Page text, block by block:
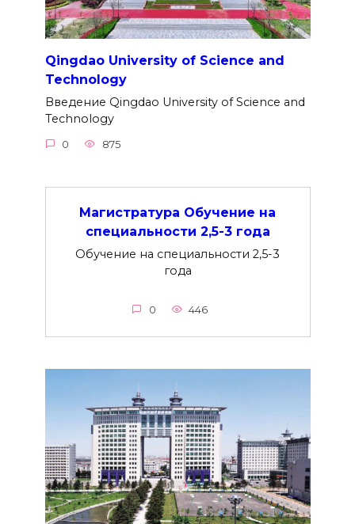
Qingdao University of Science and
Technology
Введение Qingdao University of Science and
Technology
0 875
Магистратура Обучение на
специальности 2,5-3 года
Обучение на специальности 2,5-3
года
0 446